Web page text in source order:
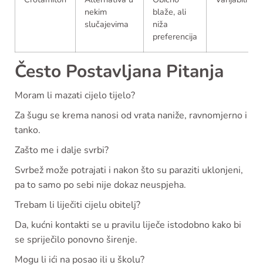
nekim
slučajevima
blaže, ali
niža
preferencija
Često Postavljana Pitanja
Moram li mazati cijelo tijelo?
Za šugu se krema nanosi od vrata naniže, ravnomjerno i
tanko.
Zašto me i dalje svrbi?
Svrbež može potrajati i nakon što su paraziti uklonjeni,
pa to samo po sebi nije dokaz neuspjeha.
Trebam li liječiti cijelu obitelj?
Da, kućni kontakti se u pravilu liječe istodobno kako bi
se spriječilo ponovno širenje.
Mogu li ići na posao ili u školu?